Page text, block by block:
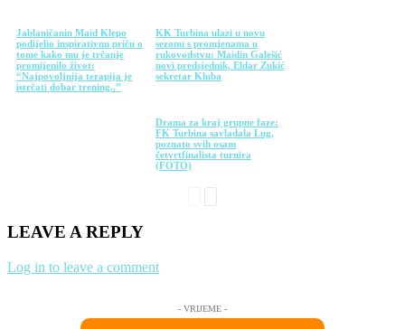
Jablaničanin Maid Klepo
podijelio inspirativnu priču o
tome kako mu je trčanje
promijenilo život:
“Najpovoljnija terapija je
istrčati dobar trening..”
KK Turbina ulazi u novu
sezonu s promjenama u
rukovodstvu: Maidin Galešić
novi predsjednik, Eldar Zukić
sekretar Kluba
Drama za kraj grupne faze:
FK Turbina savladala Lug,
poznato svih osam
četvrtfinalista turnira
(FOTO)
LEAVE A REPLY
Log in to leave a comment
- VRIJEME -